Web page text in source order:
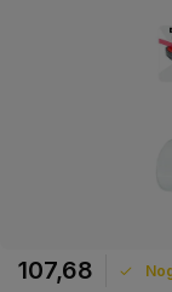
107,68